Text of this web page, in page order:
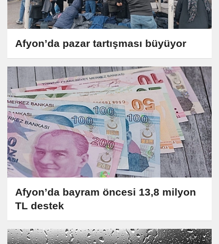
Afyon’da pazar tartışması büyüyor
Afyon’da bayram öncesi 13,8 milyon
TL destek